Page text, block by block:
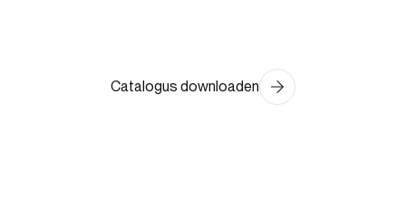
Catalogus downloaden